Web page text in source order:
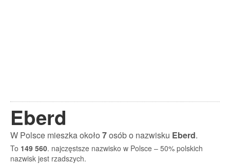
Eberd
W Polsce mieszka około7osób o nazwisku Eberd.
To 149 560. najczęstsze nazwisko w Polsce – 50% polskich
nazwisk jest rzadszych.